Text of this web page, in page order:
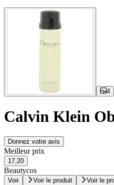
4
Calvin Klein
Donnez votre avis
Meilleur prix
17,20
Beautycos
Voir Voir le produit Voir le